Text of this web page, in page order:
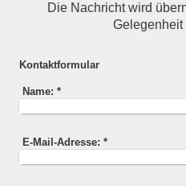
Die Nachricht wird
Gelegenheit
Kontaktformular
Name: *
E-Mail-Adresse: *